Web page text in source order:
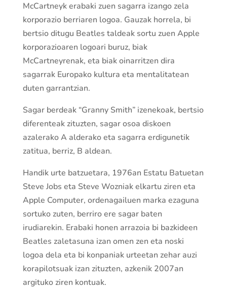
McCartneyk erabaki zuen sagarra izango zela
korporazio berriaren logoa. Gauzak horrela, bi
bertsio ditugu Beatles taldeak sortu zuen Apple
korporazioaren logoari buruz, biak
McCartneyrenak, eta biak oinarritzen dira
sagarrak Europako kultura eta mentalitatean
duten garrantzian.
Sagar berdeak “Granny Smith” izenekoak, bertsio
diferenteak zituzten, sagar osoa diskoen
azalerako A alderako eta sagarra erdigunetik
zatitua, berriz, B aldean.
Handik urte batzuetara, 1976an Estatu Batuetan
Steve Jobs eta Steve Wozniak elkartu ziren eta
Apple Computer, ordenagailuen marka ezaguna
sortuko zuten, berriro ere sagar baten
irudiarekin. Erabaki honen arrazoia bi bazkideen
Beatles zaletasuna izan omen zen eta noski
logoa dela eta bi konpaniak urteetan zehar auzi
korapilotsuak izan zituzten, azkenik 2007an
argituko ziren kontuak.